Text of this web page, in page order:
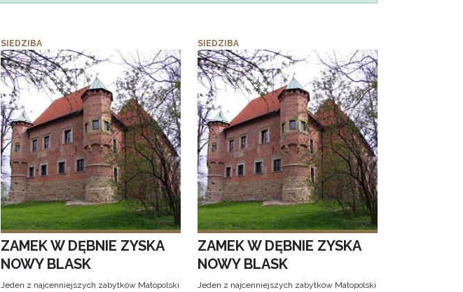
SIEDZIBA
ZAMEK W DĘBNIE ZYSKA
NOWY BLASK
Jeden z najcenniejszych zabytków Małopolski
SIEDZIBA
ZAMEK W DĘBNIE ZYSKA
NOWY BLASK
Jeden z najcenniejszych zabytków Małopolski